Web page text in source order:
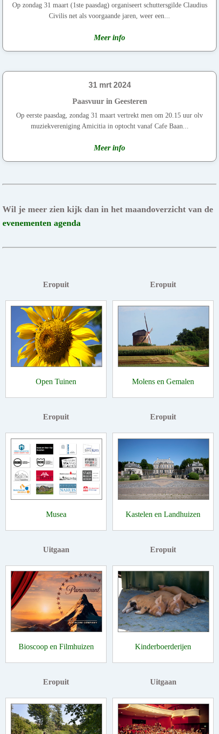
Op zondag 31 maart (1ste paasdag) organiseert schuttersgilde Claudius
Civilis net als voorgaande jaren, weer een...
Meer info
31 mrt 2024
Paasvuur in Geesteren
Op eerste paasdag, zondag 31 maart vertrekt men om 20.15 uur olv
muziekvereniging Amicitia in optocht vanaf Cafe Baan...
Meer info
Wil je meer zien kijk dan in het maandoverzicht van de
evenementen agenda
Eropuit
Open Tuinen
Eropuit
Molens en Gemalen
Eropuit
Musea
Eropuit
Kastelen en Landhuizen
Uitgaan
Bioscoop en Filmhuizen
Eropuit
Kinderboerderijen
Eropuit Uitgaan